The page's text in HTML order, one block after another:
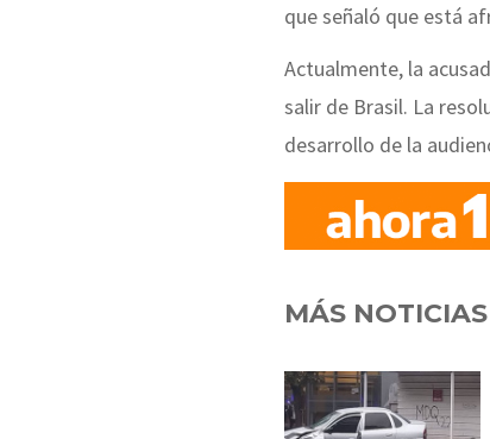
que señaló que está
Actualmente, la
salir de Brasil. La
desarrollo de la
MÁS NOTICIAS